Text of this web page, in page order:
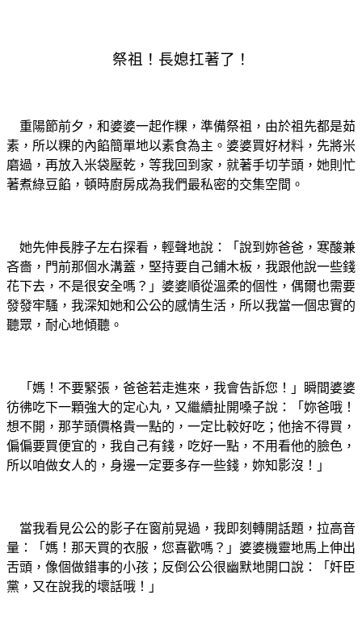
祭祖！長媳扛著了！
重陽節前夕，和婆婆一起作粿，準備祭祖，由於祖先都是茹
素，所以粿的內餡簡單地以素食為主。婆婆買好材料，先將米
磨過，再放入米袋壓乾，等我回到家，就著手切芋頭，她則忙
著煮綠豆餡，頓時廚房成為我們最私密的交集空間。
她先伸長脖子左右探看，輕聲地說：「說到妳爸爸，寒酸兼
吝嗇，門前那個水溝蓋，堅持要自己鋪木板，我跟他說一些錢
花下去，不是很安全嗎？」婆婆順從溫柔的個性，偶爾也需要
發發牢騷，我深知她和公公的感情生活，所以我當一個忠實的
聽眾，耐心地傾聽。
「媽！不要緊張，爸爸若走進來，我會告訴您！」瞬間婆婆
彷彿吃下一顆強大的定心丸，又繼續扯開嗓子說：「妳爸哦！
想不開，那芋頭價格貴一點的，一定比較好吃；他捨不得買，
偏偏要買便宜的，我自己有錢，吃好一點，不用看他的臉色，
所以咱做女人的，身邊一定要多存一些錢，妳知影沒！」
當我看見公公的影子在窗前晃過，我即刻轉開話題，拉高音
量：「媽！那天買的衣服，您喜歡嗎？」婆婆機靈地馬上伸出
舌頭，像個做錯事的小孩；反倒公公很幽默地開口說：「奸臣
黨，又在說我的壞話哦！」